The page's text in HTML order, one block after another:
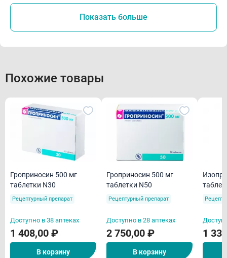
Показать больше
Похожие товары
Гроприносин 500 мг
таблетки N30
Рецептурный препарат
Доступно в 38 аптеках
1 408,00 ₽
В корзину
Гроприносин 500 мг
таблетки N50
Рецептурный препарат
Доступно в 28 аптеках
2 750,00 ₽
В корзину
1